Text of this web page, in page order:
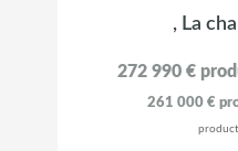
, La
272 990 €
261 000 €